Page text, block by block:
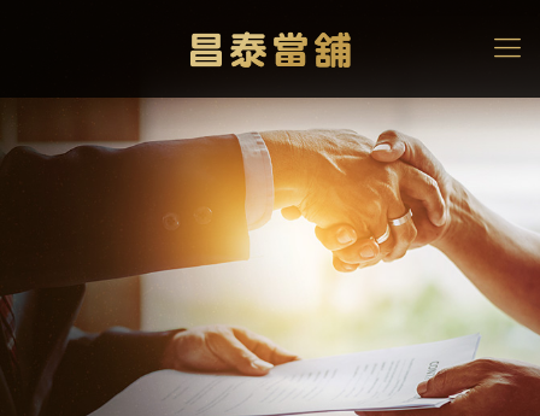
【黃金買賣教學】教你如
何談出滿意的黃金買賣價
錢！